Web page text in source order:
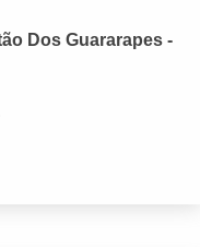
Dos Guararapes -